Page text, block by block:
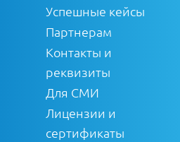
Успешные кейсы
Партнерам
Контакты и
реквизиты
Для СМИ
Лицензии и
сертификаты